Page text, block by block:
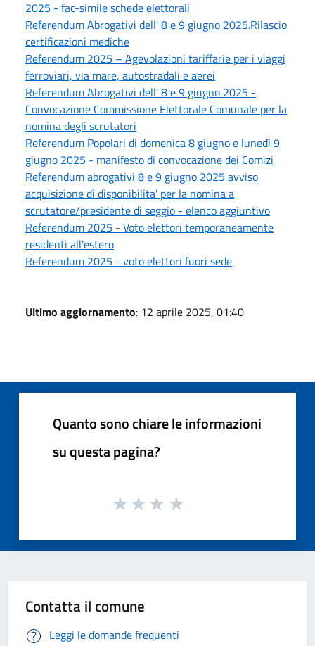
2025 - fac-simile schede elettorali
Referendum Abrogativi dell' 8 e 9 giugno 2025.Rilascio
certificazioni mediche
Referendum 2025 – Agevolazioni tariffarie per i viaggi
ferroviari, via mare, autostradali e aerei
Referendum Abrogativi dell' 8 e 9 giugno 2025 -
Convocazione Commissione Elettorale Comunale per la
nomina degli scrutatori
Referendum Popolari di domenica 8 giugno e lunedì 9
giugno 2025 - manifesto di convocazione dei Comizi
Referendum abrogativi 8 e 9 giugno 2025 avviso
acquisizione di disponibilita’ per la nomina a
scrutatore/presidente di seggio - elenco aggiuntivo
Referendum 2025 - Voto elettori temporaneamente
residenti all'estero
Referendum 2025 - voto elettori fuori sede
Ultimo aggiornamento: 12 aprile 2025, 01:40
Quanto sono chiare le informazioni
su questa pagina?
Contatta il comune
Leggi le domande frequenti